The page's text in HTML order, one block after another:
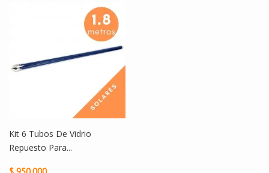
Kit 6 Tubos De Vidrio
Repuesto Para...